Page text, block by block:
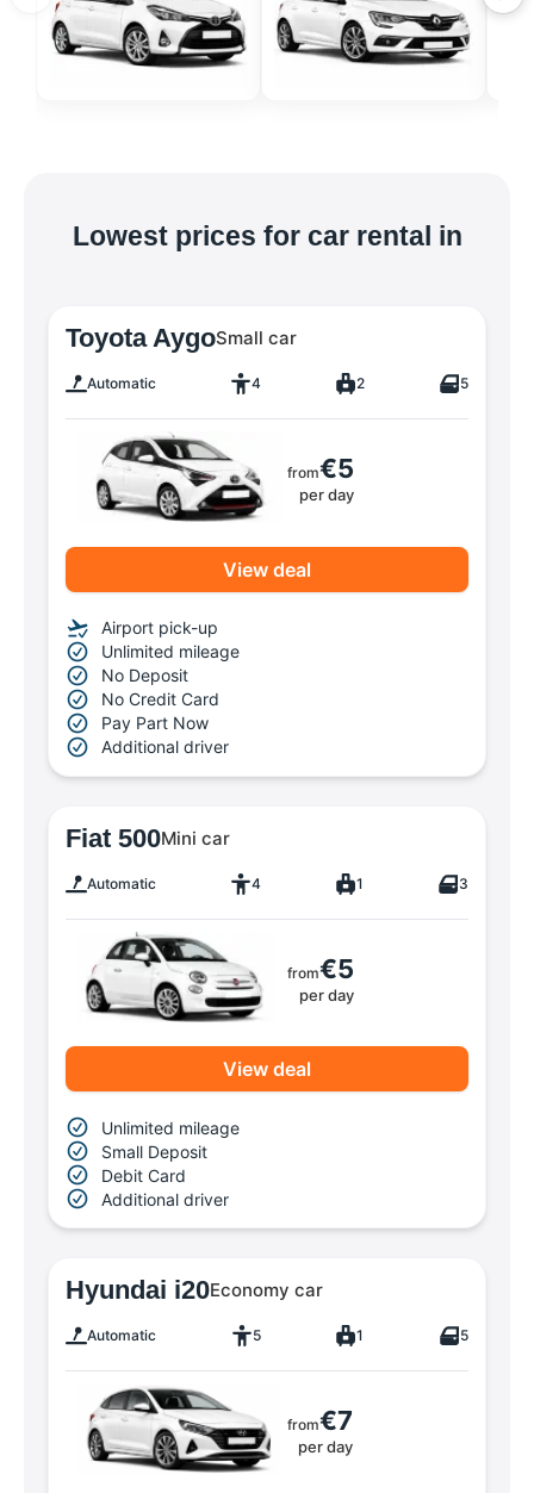
Lowest prices for car rental in
Toyota AygoSmall car
Automatic 4 2 5
from€5
per day
View deal
Airport pick-up
Unlimited mileage
No Deposit
No Credit Card
Pay Part Now
Additional driver
Fiat 500Mini car
Automatic 4 1 3
from€5
per day
View deal
Unlimited mileage
Small Deposit
Debit Card
Additional driver
Hyundai i20Economy car
Automatic 5 1 5
from€7
per day